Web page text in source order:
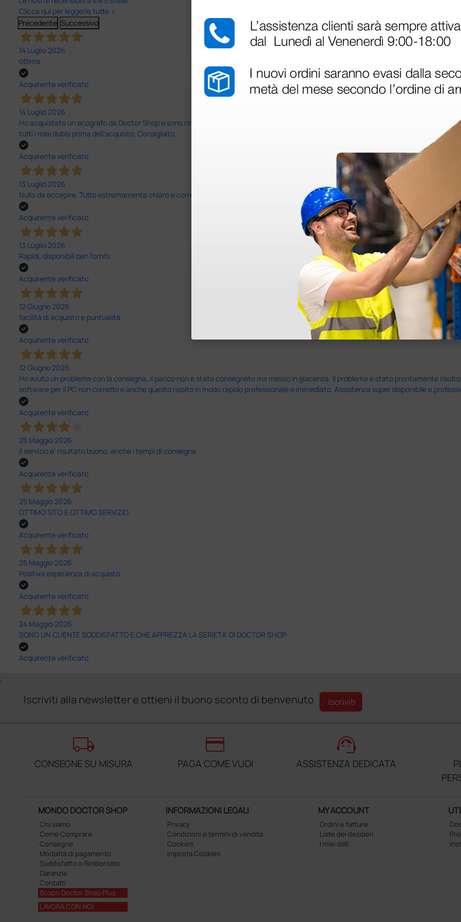
Clicca qui per leggerle tutte >
Precedente Successivo
14 Luglio 2026
ottima
Acquirente verificato
14 Luglio 2026
Ho acquistato un ecografo da Doctor Shop e sono rimasto molto soddisfatto dell'esperienza. Apparecchiatura di qualità, consegna
tutti i miei dubbi prima dell'acquisto. Consigliato
Acquirente verificato
13 Luglio 2026
Nulla da eccepire. Tutto estremamente chiaro e corretto, dall’ordine alla consegna.
Acquirente verificato
13 Luglio 2026
Rapidi, disponibili ben forniti
Acquirente verificato
12 Giugno 2026
facilità di acquisto e puntualità
Acquirente verificato
12 Giugno 2026
Ho avuto un problema con la consegna, il pacco non è stato consegnato ma messo in giacenza. Il problema è stato prontamente
software per il PC non corretto e anche questo risolto in modo rapido professionale e immediato. Assistenza super disponibile e
Acquirente verificato
25 Maggio 2026
Il servizio e’ risultato buono, anche i tempi di consegna
Acquirente verificato
25 Maggio 2026
OTTIMO SITO E OTTIMO SERVIZIO
Acquirente verificato
25 Maggio 2026
Positiva esperienza di acquisto
Acquirente verificato
24 Maggio 2026
SONO UN CLIENTE SODDISFATTO E CHE APPREZZA LA SERIETA' DI DOCTOR SHOP
Acquirente verificato
;
Iscriviti alla newsletter e ottieni il buono sconto di benvenuto Iscriviti
local_shipping
CONSEGNE SU MISURA
credit_card
PAGA COME VUOI
support_agent
ASSISTENZA DEDICATA
MONDO DOCTOR SHOP
Chi siamo
Come Comprare
Consegne
Modalità di pagamento
Soddisfatto o Rimborsato
Garanzie
Contatti
Scopri Doctor Shop Plus
LAVORA CON NOI
INFORMAZIONI LEGALI
Privacy
Condizioni e termini di vendita
Cookies
Imposta Cookies
MY ACCOUNT
Ordini e fatture
Liste dei desideri
I miei dati